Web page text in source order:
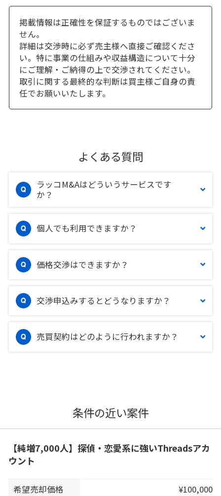
掲載情報は正確性を保証するものではございま
せん。
詳細は交渉時に必ず売主様へ直接ご確認くださ
い。特に事業の仕組みや収益構造について十分
にご理解・ご納得の上で交渉されてください。
取引に関する最終的な判断は買主様ご自身の責
任でお願いいたします。
よくある質問
ラッコM&Aはどういうサービスです
か？
個人でも利用できますか？
価格交渉はできますか？
交渉申込みするとどうなりますか？
売買契約はどのように行われますか？
条件の近い案件
【純増7,000人】探偵・恋愛系に強いThreadsアカ
ウント
希望売却価格 ¥100,000